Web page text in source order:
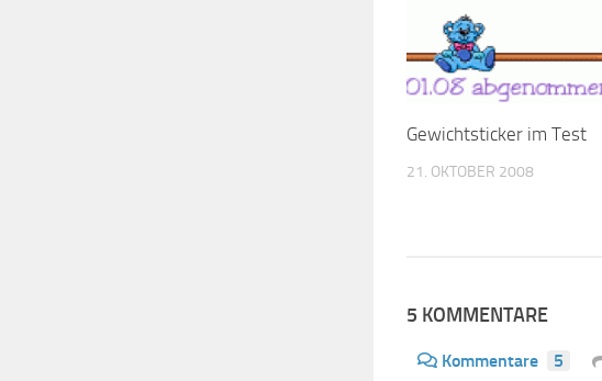
Gewichtsticker im Test
21. OKTOBER 2008
5 KOMMENTARE
Kommentare 5